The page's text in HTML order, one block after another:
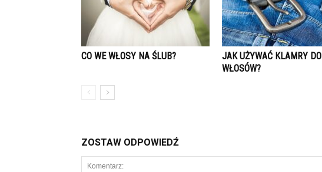
CO WE WŁOSY NA ŚLUB?
JAK UŻYWAĆ KLAMRY DO
WŁOSÓW?
ZOSTAW ODPOWIEDŹ